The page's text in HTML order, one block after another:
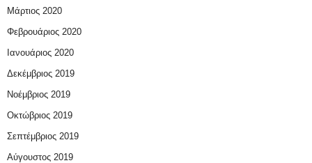
Μάρτιος 2020
Φεβρουάριος 2020
Ιανουάριος 2020
Δεκέμβριος 2019
Νοέμβριος 2019
Οκτώβριος 2019
Σεπτέμβριος 2019
Αύγουστος 2019